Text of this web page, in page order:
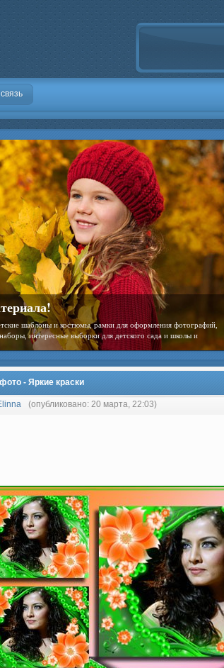
шаблоны и костюмы, рамки для оформления фотографий,
интересные выборки для детского сада и школы и
- Яркие краски
(опубликовано: 20 марта, 22:03)